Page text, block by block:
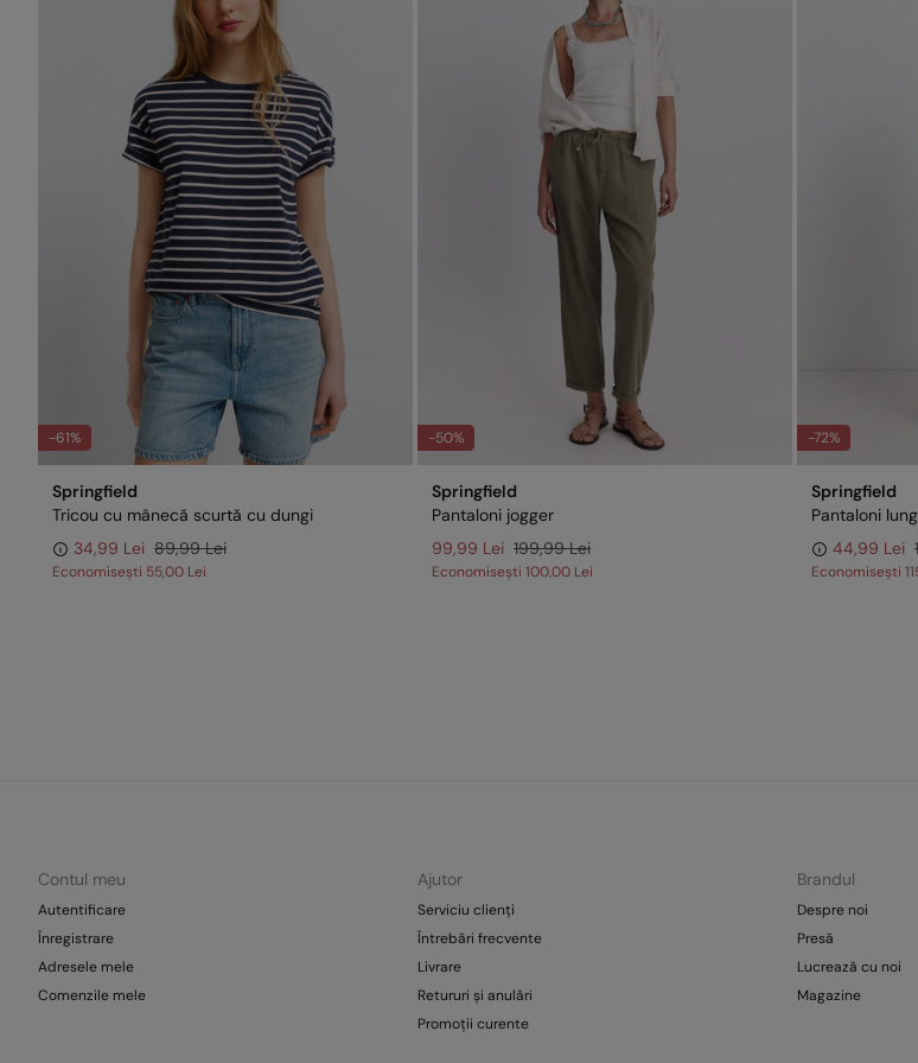
-61%
Springfield
Tricou cu mânecă scurtă cu dungi
34,99 Lei 89,99 Lei
Economisești 55,00 Lei
-50%
Springfield
Pantaloni jogger
99,99 Lei 199,99 Lei
Economisești 100,00 Lei
-72%
Springfield
Pantaloni
44,99 Lei
Economisești
Contul meu
Autentificare
Înregistrare
Adresele mele
Comenzile mele
Ajutor
Serviciu clienți
Întrebări frecvente
Livrare
Retururi și anulări
Promoții curente
Brandul
Despre noi
Presă
Lucrează cu noi
Magazine